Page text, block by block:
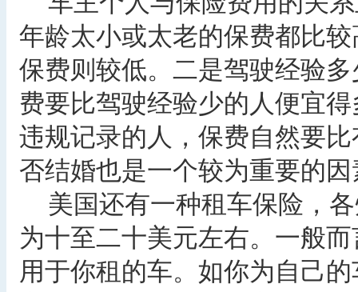
年龄太小或太老的保费都比
保费则较低。二是驾驶经验
费要比驾驶经验少的人便宜
违规记录的人，保费自然要
否结婚也是一个较为重要的
美国还有一种租车保险，
为十至二十美元左右。一般
用于你租的车。如你为自己